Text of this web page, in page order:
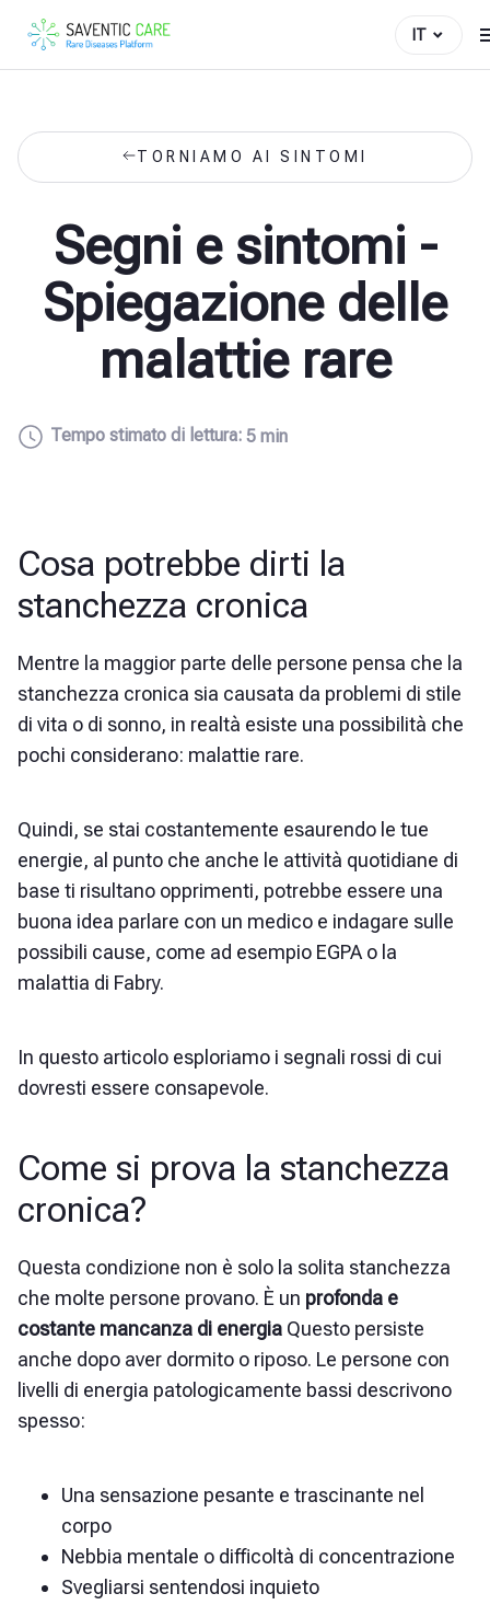
IT
TORNIAMO AI SINTOMI
Segni e sintomi -
Spiegazione delle
malattie rare
Tempo stimato di lettura: 5 min
Cosa potrebbe dirti la
stanchezza cronica
Mentre la maggior parte delle persone pensa che la
stanchezza cronica sia causata da problemi di stile
di vita o di sonno, in realtà esiste una possibilità che
pochi considerano: malattie rare.
Quindi, se stai costantemente esaurendo le tue
energie, al punto che anche le attività quotidiane di
base ti risultano opprimenti, potrebbe essere una
buona idea parlare con un medico e indagare sulle
possibili cause, come ad esempio EGPA o la
malattia di Fabry.
In questo articolo esploriamo i segnali rossi di cui
dovresti essere consapevole.
Come si prova la stanchezza
cronica?
Questa condizione non è solo la solita stanchezza
che molte persone provano. È un profonda e
costante mancanza di energia Questo persiste
anche dopo aver dormito o riposo. Le persone con
livelli di energia patologicamente bassi descrivono
spesso:
Una sensazione pesante e trascinante nel
corpo
Nebbia mentale o difficoltà di concentrazione
Svegliarsi sentendosi inquieto